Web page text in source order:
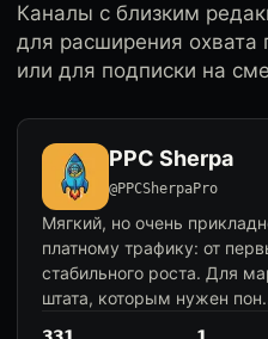
Каналы с близким
для расширения охвата
или для подписки на
PPC Sherpa
@PPCSherpaPro
Мягкий, но очень
платному трафику: от
стабильного роста. Для
штата, которым нужен